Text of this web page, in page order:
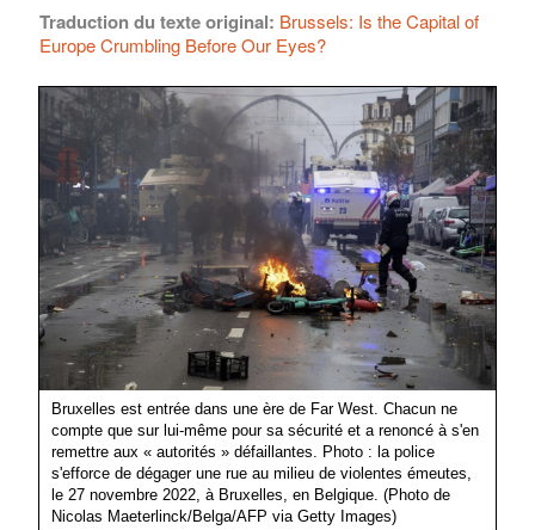
Traduction du texte original: Brussels: Is the Capital of
Europe Crumbling Before Our Eyes?
Bruxelles est entrée dans une ère de Far West. Chacun ne
compte que sur lui-même pour sa sécurité et a renoncé à s'en
remettre aux « autorités » défaillantes. Photo : la police
s'efforce de dégager une rue au milieu de violentes émeutes,
le 27 novembre 2022, à Bruxelles, en Belgique. (Photo de
Nicolas Maeterlinck/Belga/AFP via Getty Images)